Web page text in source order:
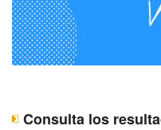
Consulta los